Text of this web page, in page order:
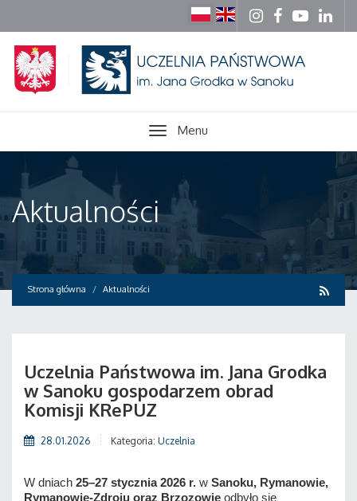
Menu
Aktualności
Strona główna Aktualności
Uczelnia Państwowa im. Jana Grodka
w Sanoku gospodarzem obrad
Komisji KRePUZ
28.01.2026 Kategoria: Uczelnia
W dniach 25–27 stycznia 2026 r. w Sanoku, Rymanowie,
Rymanowie-Zdroju oraz Brzozowie odbyło się